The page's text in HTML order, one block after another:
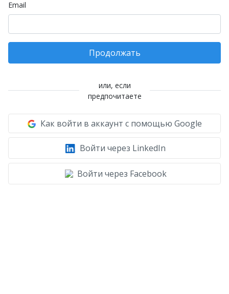
Email
Продолжать
или, если
предпочитаете
Как войти в аккаунт с помощью Google
Войти через LinkedIn
Войти через Facebook